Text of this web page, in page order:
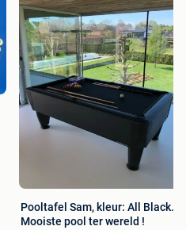
Pooltafel Sam, kleur: All Black.
Mooiste pool ter wereld !